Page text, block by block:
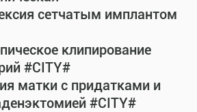
сетчатым имплантом
клипирование
#CITY#
матки с придатками и
#CITY#